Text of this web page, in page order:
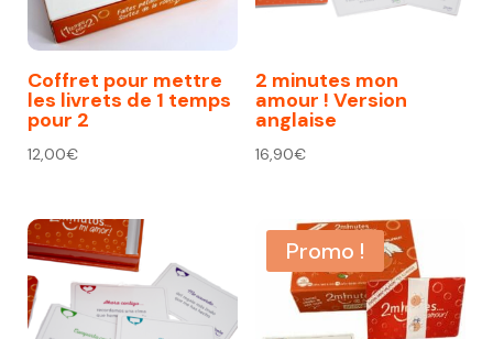
Coffret pour mettre
les livrets de 1 temps
pour 2
12,00€
2 minutes mon
amour ! Version
anglaise
16,90€
Promo !